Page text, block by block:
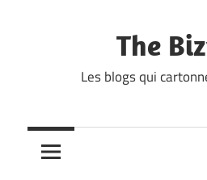
The
Les blogs qui